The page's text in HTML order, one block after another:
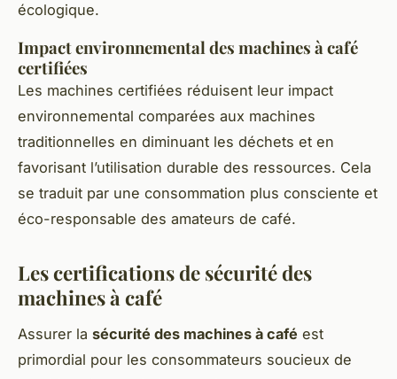
écologique.
Impact environnemental des machines à café
certifiées
Les machines certifiées réduisent leur impact
environnemental comparées aux machines
traditionnelles en diminuant les déchets et en
favorisant l’utilisation durable des ressources. Cela
se traduit par une consommation plus consciente et
éco-responsable des amateurs de café.
Les certifications de sécurité des
machines à café
Assurer la sécurité des machines à café est
primordial pour les consommateurs soucieux de